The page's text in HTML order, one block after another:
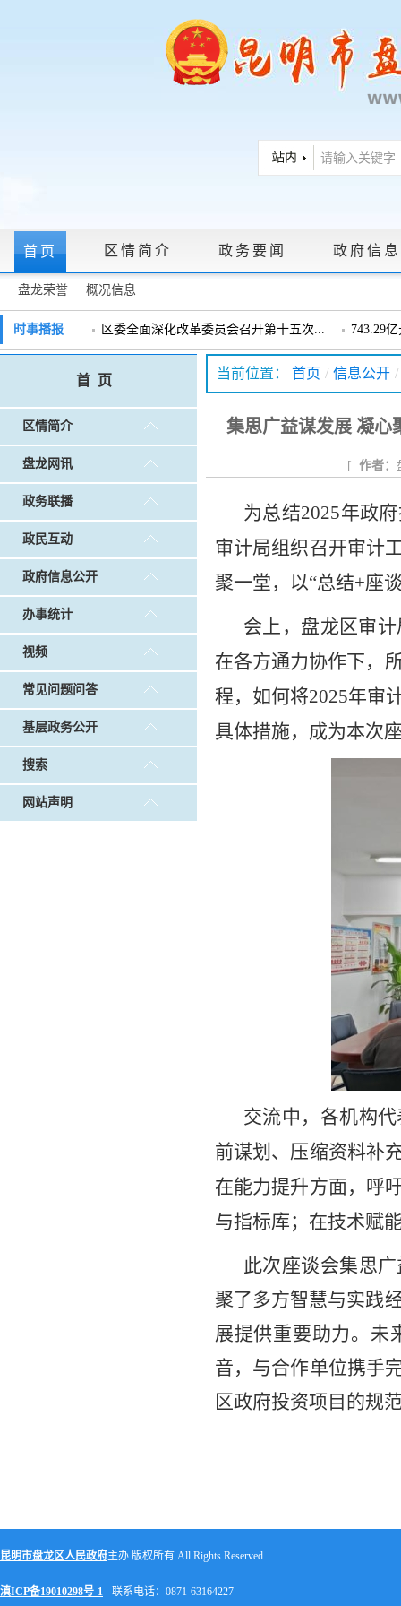
首页 区情简介 政务要闻 政府信
盘龙荣誉 概况信息
政府信息公开指南 | 政府信息公开制度 | 政策文件 法定主动公
常见问题问答
调查征集 做好“六稳”工作 落实“六保”任务 公共卫生知识普及
时事播报 区委全面深化改革委员会召开第十五次... 743.29
戴惠明调研辖区汽车企业 戴惠明
盘龙区委2026年度巡察工作会暨十三届...
戴惠明调研白沙河社区治理和东白沙河... 戴惠明
首 页
区情简介
盘龙网讯
政务联播
政民互动
政府信息公开
办事统计
视频
常见问题问答
基层政务公开
搜索
网站声明
当前位置： 首页 / 信息公开 /
集思广益谋发展 凝
[ 作者：
为总结2025年政
审计局组织召开审计
聚一堂，以“总结+座
会上，盘龙区审
在各方通力协作下，
程，如何将2025年审
具体措施，成为本次
交流中，各机构
前谋划、压缩资料补
在能力提升方面，呼
与指标库；在技术赋
此次座谈会集思
聚了多方智慧与实践
展提供重要助力。未
音，与合作单位携手
区政府投资项目的规
昆明市盘龙区人民政府主办 版权所有 All Rights Reserved.
滇ICP备19010298号-1 联系电话：0871-63164227